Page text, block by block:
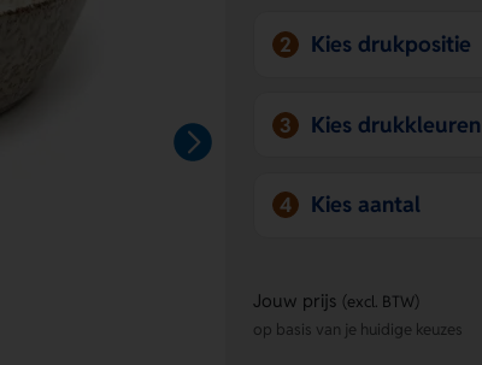
2 Kies drukpositie
3 Kies drukkleuren
4 Kies aantal
Jouw prijs (excl. BTW)
op basis van je huidige keuzes